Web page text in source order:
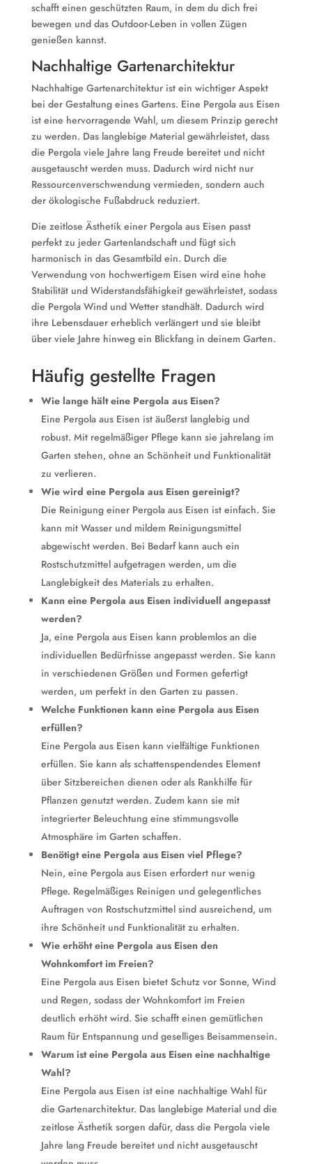
schafft einen geschützten Raum, in dem du dich frei
bewegen und das Outdoor-Leben in vollen Zügen
genießen kannst.
Nachhaltige Gartenarchitektur
Nachhaltige Gartenarchitektur ist ein wichtiger Aspekt
bei der Gestaltung eines Gartens. Eine Pergola aus Eisen
ist eine hervorragende Wahl, um diesem Prinzip gerecht
zu werden. Das langlebige Material gewährleistet, dass
die Pergola viele Jahre lang Freude bereitet und nicht
ausgetauscht werden muss. Dadurch wird nicht nur
Ressourcenverschwendung vermieden, sondern auch
der ökologische Fußabdruck reduziert.
Die zeitlose Ästhetik einer Pergola aus Eisen passt
perfekt zu jeder Gartenlandschaft und fügt sich
harmonisch in das Gesamtbild ein. Durch die
Verwendung von hochwertigem Eisen wird eine hohe
Stabilität und Widerstandsfähigkeit gewährleistet, sodass
die Pergola Wind und Wetter standhält. Dadurch wird
ihre Lebensdauer erheblich verlängert und sie bleibt
über viele Jahre hinweg ein Blickfang in deinem Garten.
Häufig gestellte Fragen
Wie lange hält eine Pergola aus Eisen?
Eine Pergola aus Eisen ist äußerst langlebig und
robust. Mit regelmäßiger Pflege kann sie jahrelang im
Garten stehen, ohne an Schönheit und Funktionalität
zu verlieren.
Wie wird eine Pergola aus Eisen gereinigt?
Die Reinigung einer Pergola aus Eisen ist einfach. Sie
kann mit Wasser und mildem Reinigungsmittel
abgewischt werden. Bei Bedarf kann auch ein
Rostschutzmittel aufgetragen werden, um die
Langlebigkeit des Materials zu erhalten.
Kann eine Pergola aus Eisen individuell angepasst
werden?
Ja, eine Pergola aus Eisen kann problemlos an die
individuellen Bedürfnisse angepasst werden. Sie kann
in verschiedenen Größen und Formen gefertigt
werden, um perfekt in den Garten zu passen.
Welche Funktionen kann eine Pergola aus Eisen
erfüllen?
Eine Pergola aus Eisen kann vielfältige Funktionen
erfüllen. Sie kann als schattenspendendes Element
über Sitzbereichen dienen oder als Rankhilfe für
Pflanzen genutzt werden. Zudem kann sie mit
integrierter Beleuchtung eine stimmungsvolle
Atmosphäre im Garten schaffen.
Benötigt eine Pergola aus Eisen viel Pflege?
Nein, eine Pergola aus Eisen erfordert nur wenig
Pflege. Regelmäßiges Reinigen und gelegentliches
Auftragen von Rostschutzmittel sind ausreichend, um
ihre Schönheit und Funktionalität zu erhalten.
Wie erhöht eine Pergola aus Eisen den
Wohnkomfort im Freien?
Eine Pergola aus Eisen bietet Schutz vor Sonne, Wind
und Regen, sodass der Wohnkomfort im Freien
deutlich erhöht wird. Sie schafft einen gemütlichen
Raum für Entspannung und geselliges Beisammensein.
Warum ist eine Pergola aus Eisen eine nachhaltige
Wahl?
Eine Pergola aus Eisen ist eine nachhaltige Wahl für
die Gartenarchitektur. Das langlebige Material und die
zeitlose Ästhetik sorgen dafür, dass die Pergola viele
Jahre lang Freude bereitet und nicht ausgetauscht